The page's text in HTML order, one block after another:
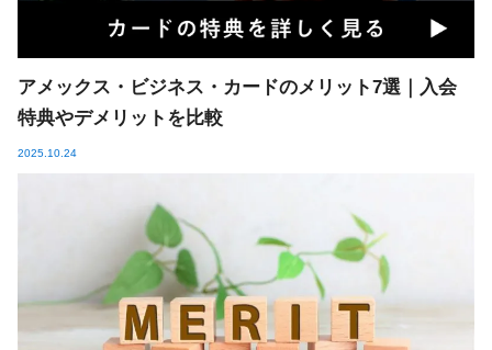
アメックス・ビジネス・カードのメリット7選｜入会
特典やデメリットを比較
2025.10.24